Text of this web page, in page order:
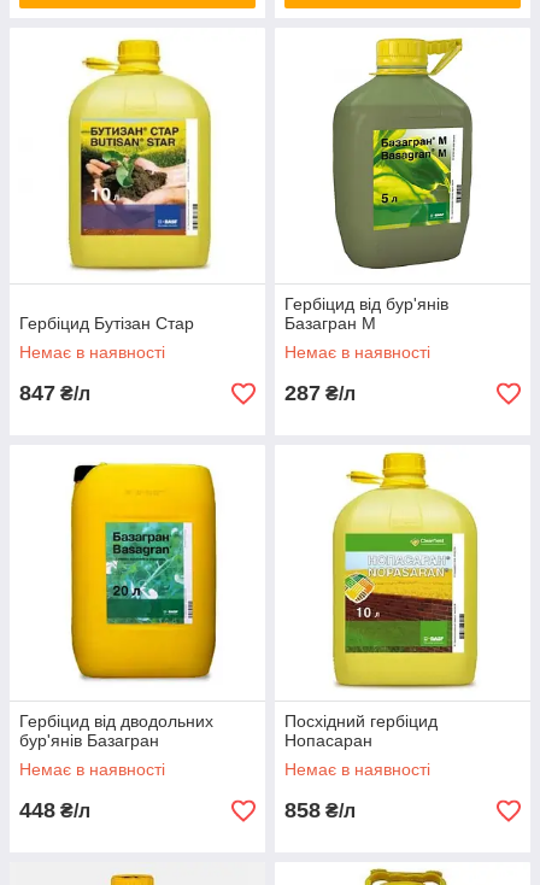
Гербіцид Бутізан Стар
Немає в наявності
847 ₴/л
Гербіцид від бур'янів
Базагран М
Немає в наявності
287 ₴/л
Гербіцид від дводольних
бур'янів Базагран
Немає в наявності
448 ₴/л
Посхідний гербіцид
Нопасаран
Немає в наявності
858 ₴/л